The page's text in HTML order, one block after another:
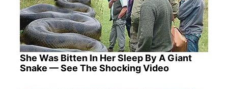
She Was Bitten In Her Sleep By A Giant
Snake — See The Shocking Video